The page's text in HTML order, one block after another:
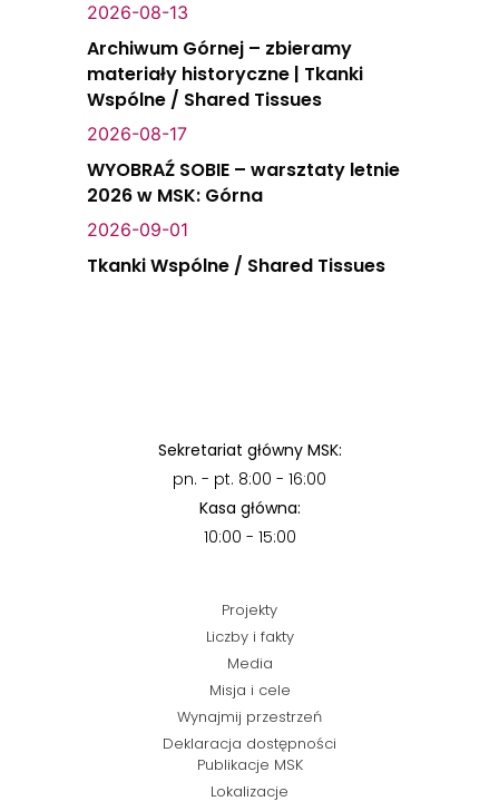
2026-08-13
Archiwum Górnej – zbieramy
materiały historyczne | Tkanki
Wspólne / Shared Tissues
2026-08-17
WYOBRAŹ SOBIE – warsztaty letnie
2026 w MSK: Górna
2026-09-01
Tkanki Wspólne / Shared Tissues
Sekretariat główny MSK:
pn. - pt. 8:00 - 16:00
Kasa główna:
10:00 - 15:00
Projekty
Liczby i fakty
Media
Misja i cele
Wynajmij przestrzeń
Deklaracja dostępności
Publikacje MSK
Lokalizacje